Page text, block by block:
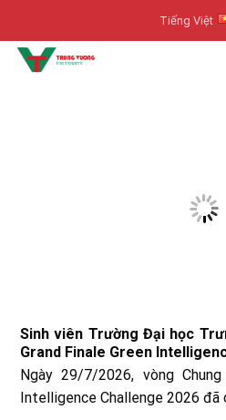
content
Tiếng Việt
Sinh viên Trường Đại học
Grand Finale Green
Ngày 29/7/2026, vòng
Intelligence Challenge 2026 đã